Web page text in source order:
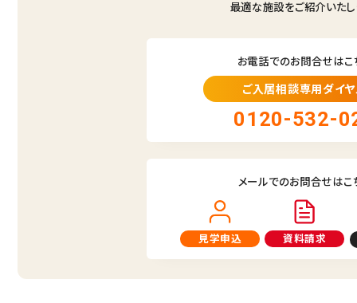
最適な施設をご紹介いたし
お電話でのお問合せはこ
ご入居相談専用ダイ
0120-532-
メールでのお問合せはこ
見学申込 資料請求